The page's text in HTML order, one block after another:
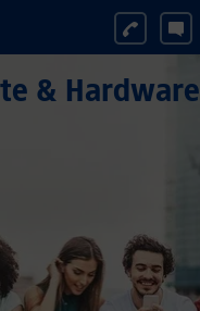
& Hardware